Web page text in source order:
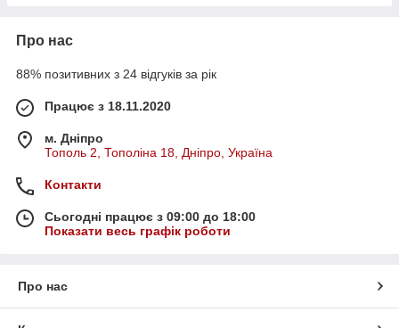
Про нас
88% позитивних з 24 відгуків за рік
Працює з 18.11.2020
м. Дніпро
Тополь 2, Тополіна 18, Дніпро, Україна
Контакти
Сьогодні працює з 09:00 до 18:00
Показати весь графік роботи
Про нас